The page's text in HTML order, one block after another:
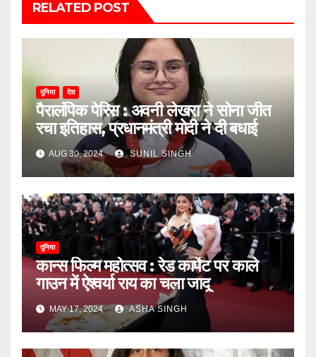
RELATED POST
दुनिया देश
पैरालंपिक पेरिस : अवनी लेखरा ने सोना जीत
रचा इतिहास, प्रधानमंत्री मोदी ने दी बधाई
AUG 30, 2024 SUNIL SINGH
दुनिया
कान्स फिल्म महोत्सव : रेड कार्पेट पर काले
गाउन में ऐश्वर्या राय का चला जादू
MAY 17, 2024 ASHA SINGH